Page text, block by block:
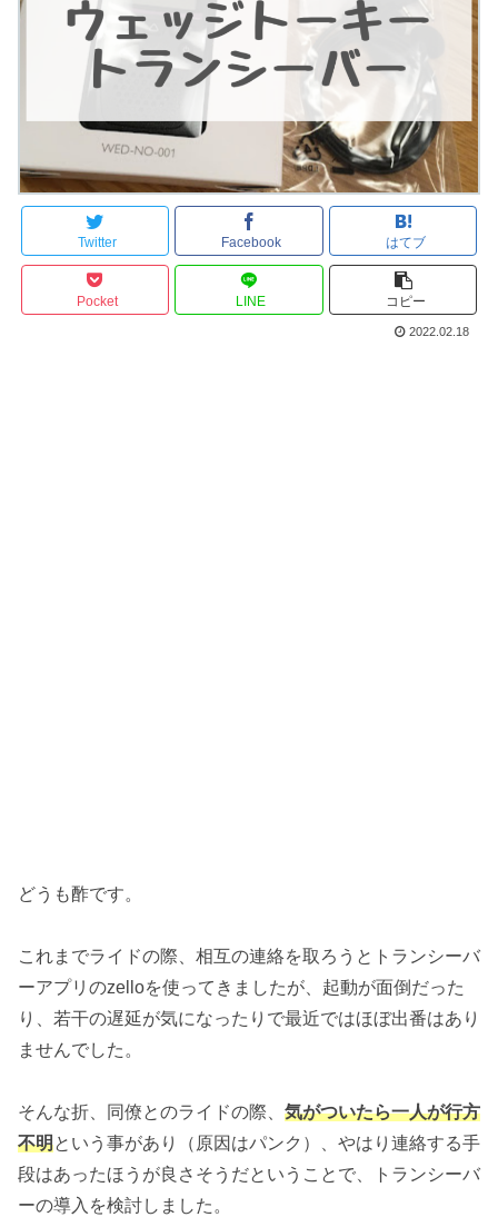
Twitter Facebook はてブ
Pocket LINE コピー
2022.02.18
どうも酢です。
これまでライドの際、相互の連絡を取ろうとトランシーバ
ーアプリのzelloを使ってきましたが、起動が面倒だった
り、若干の遅延が気になったりで最近ではほぼ出番はあり
ませんでした。
そんな折、同僚とのライドの際、 気がついたら一人が行方
不明という事があり（原因はパンク）、やはり連絡する手
段はあったほうが良さそうだということで、トランシーバ
ーの導入を検討しました。